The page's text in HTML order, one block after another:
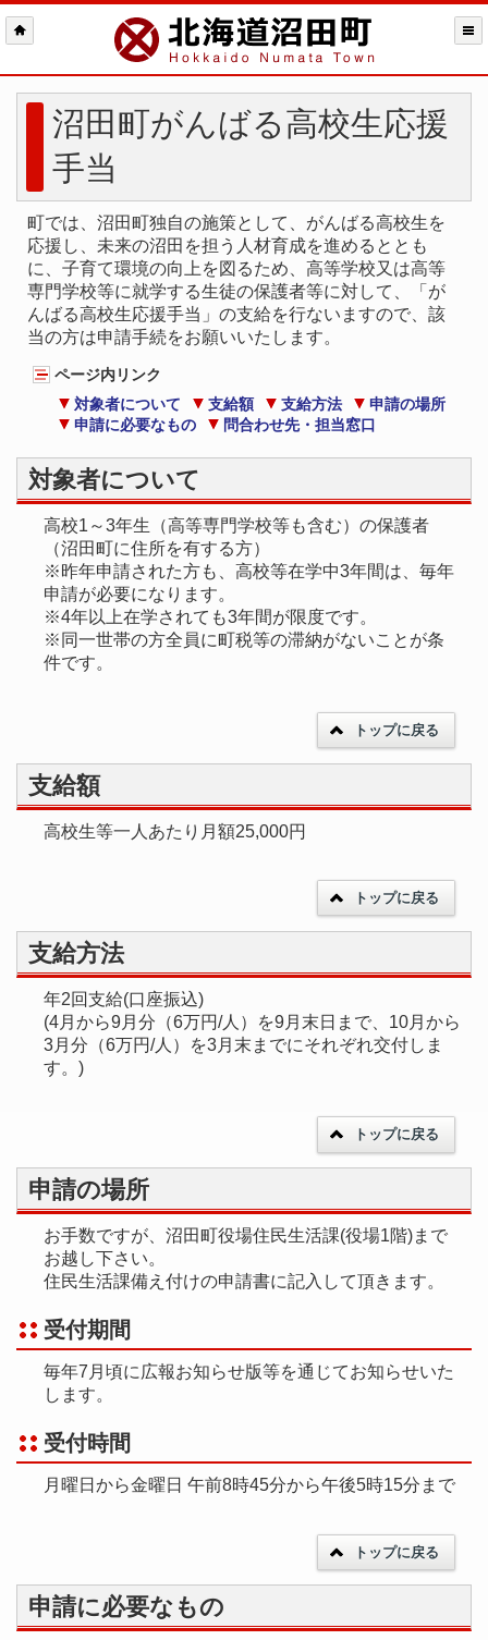
沼田町がんばる高校生応援
手当
町では、沼田町独自の施策として、がんばる高校生を
応援し、未来の沼田を担う人材育成を進めるととも
に、子育て環境の向上を図るため、高等学校又は高等
専門学校等に就学する生徒の保護者等に対して、「が
んばる高校生応援手当」の支給を行ないますので、該
当の方は申請手続をお願いいたします。
ページ内リンク
対象者について
支給額 支給方法
申請の場所
申請に必要なもの
問合わせ先・担当窓口
対象者について
高校1～3年生（高等専門学校等も含む）の保護者
（沼田町に住所を有する方）
※昨年申請された方も、高校等在学中3年間は、毎年
申請が必要になります。
※4年以上在学されても3年間が限度です。
※同一世帯の方全員に町税等の滞納がないことが条
件です。
トップに戻る
支給額
高校生等一人あたり月額25,000円
トップに戻る
支給方法
年2回支給(口座振込)
(4月から9月分（6万円/人）を9月末日まで、10月から
3月分（6万円/人）を3月末までにそれぞれ交付しま
す。)
トップに戻る
申請の場所
お手数ですが、沼田町役場住民生活課(役場1階)まで
お越し下さい。
住民生活課備え付けの申請書に記入して頂きます。
受付期間
毎年7月頃に広報お知らせ版等を通じてお知らせいた
します。
受付時間
月曜日から金曜日 午前8時45分から午後5時15分まで
トップに戻る
申請に必要なもの